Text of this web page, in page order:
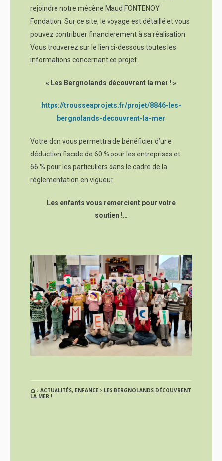
rejoindre notre mécène Maud FONTENOY
Fondation. Sur ce site, le voyage est détaillé et vous
pouvez contribuer financièrement à sa réalisation.
Vous trouverez sur le lien ci-dessous toutes les
informations concernant ce projet.
« Les Bergnolands découvrent la mer ! »
https://trousseaprojets.fr/projet/8846-les-
bergnolands-decouvrent-la-mer
Votre don vous permettra de bénéficier d’une
déduction fiscale de 60 % pour les entreprises et
66 % pour les particuliers dans le cadre de la
réglementation en vigueur.
Les enfants vous remercient pour votre
soutien !…
ACTUALITÉS, ENFANCE
LES BERGNOLANDS DÉCOUVRENT
LA MER !